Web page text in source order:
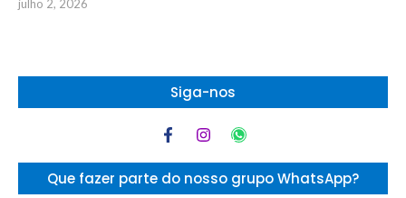
julho 2, 2026
Siga-nos
Que fazer parte do nosso grupo WhatsApp?